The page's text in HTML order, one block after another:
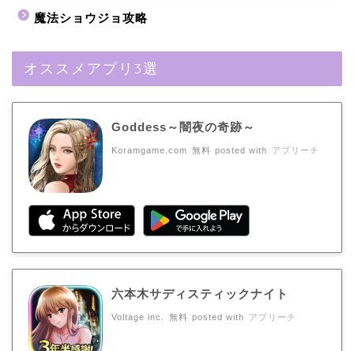
魔法ショウジョ攻略
オススメアプリ3選
Goddess～闇夜の奇跡～
Koramgame.com 無料 posted with アプリーチ
六本木サディスティックナイト
Voltage inc. 無料 posted with アプリーチ